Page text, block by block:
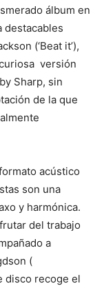
álbum en
destacables
(‘Beat it’),
curiosa versión
Sharp, sin
de la que
acústico
son una
y harmónica.
del trabajo
a
(
disco recoge el